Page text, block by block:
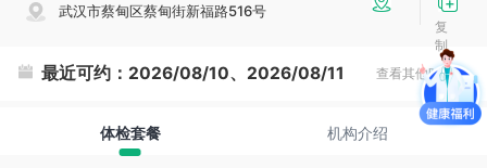
武汉市蔡甸区蔡甸街新福路516号
复
制
最近可约： 2026/08/10、2026/08/11 查看其他时间
体检套餐 机构介绍